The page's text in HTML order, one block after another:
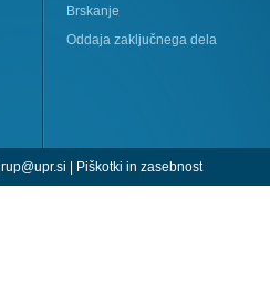
Brskanje
Oddaja zaključnega dela
rup@upr.si Piškotki in zasebnost